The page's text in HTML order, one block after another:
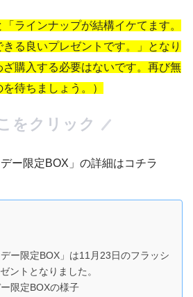
ラインナップが結構イケてます。
る良いプレゼントです。」となり
ざ購入する必要はないです。再び無
待ちましょう。）
をクリック
デー限定BOX」の詳細はコチラ
デー限定BOX」は11月23日のフラッシ
ントとなりました。
限定BOXの様子